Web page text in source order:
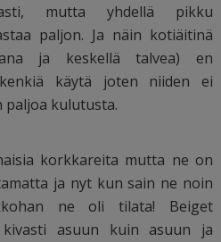
mutta yhdellä pikku
paljon. Ja näin kotiäitinä
ja keskellä talvea) en
käytä joten niiden ei
paljoa kulutusta.
korkkareita mutta ne on
ja nyt kun sain ne noin
ne oli tilata! Beiget
asuun kuin asuun ja